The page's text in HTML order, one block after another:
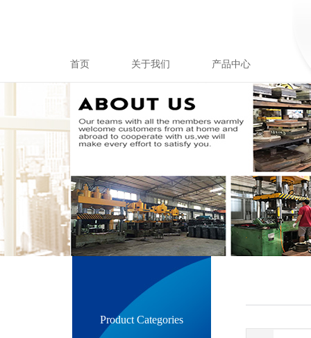
首页 关于我们 产品中心
Product Categories